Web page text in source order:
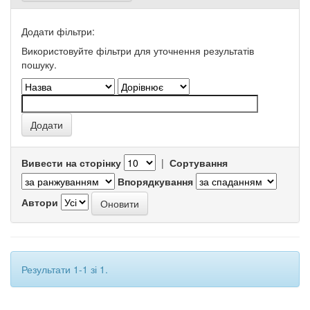
Додати фільтри:
Використовуйте фільтри для уточнення результатів
пошуку.
Вивести на сторінку | Сортування
Впорядкування
Автори
Результати 1-1 зі 1.